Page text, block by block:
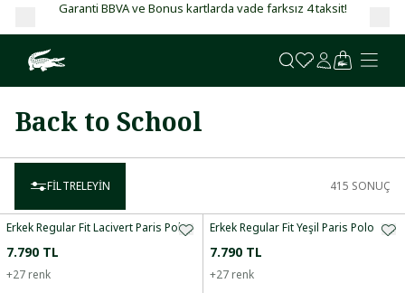
Garanti BBVA ve Bonus kartlarda vade farksız 4 taksit!
Back to School
FILTRELEYIN 415 SONUÇ
Erkek Regular Fit Lacivert Paris Polo
7.790 TL
+27 renk
Erkek Regular Fit Yeşil Paris Polo
7.790 TL
+27 renk